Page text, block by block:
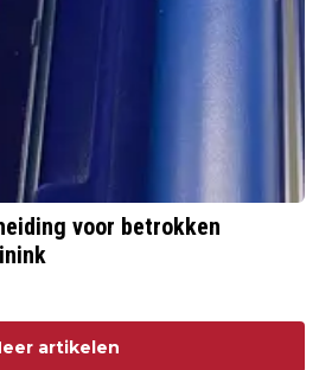
voor betrokken
artikelen